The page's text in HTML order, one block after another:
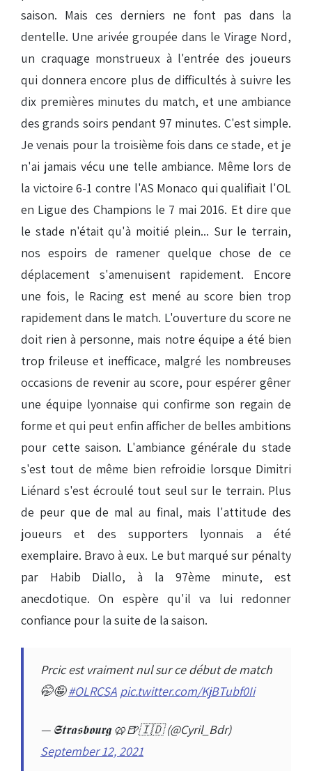
saison. Mais ces derniers ne font pas dans la
dentelle. Une arivée groupée dans le Virage Nord,
un craquage monstrueux à l'entrée des joueurs
qui donnera encore plus de difficultés à suivre les
dix premières minutes du match, et une ambiance
des grands soirs pendant 97 minutes. C'est simple.
Je venais pour la troisième fois dans ce stade, et je
n'ai jamais vécu une telle ambiance. Même lors de
la victoire 6-1 contre l'AS Monaco qui qualifiait l'OL
en Ligue des Champions le 7 mai 2016. Et dire que
le stade n'était qu'à moitié plein... Sur le terrain,
nos espoirs de ramener quelque chose de ce
déplacement s'amenuisent rapidement. Encore
une fois, le Racing est mené au score bien trop
rapidement dans le match. L'ouverture du score ne
doit rien à personne, mais notre équipe a été bien
trop frileuse et inefficace, malgré les nombreuses
occasions de revenir au score, pour espérer gêner
une équipe lyonnaise qui confirme son regain de
forme et qui peut enfin afficher de belles ambitions
pour cette saison. L'ambiance générale du stade
s'est tout de même bien refroidie lorsque Dimitri
Liénard s'est écroulé tout seul sur le terrain. Plus
de peur que de mal au final, mais l'attitude des
joueurs et des supporters lyonnais a été
exemplaire. Bravo à eux. Le but marqué sur pénalty
par Habib Diallo, à la 97ème minute, est
anecdotique. On espère qu'il va lui redonner
confiance pour la suite de la saison.
Prcic est vraiment nul sur ce début de match
🤭🤪#OLRCSA pic.twitter.com/KjBTubf0Ii
— 𝕾𝖙𝖗𝖆𝖘𝖇𝖔𝖚𝖗𝖌 🥨🍺🇮🇩 (@Cyril_Bdr)
September 12, 2021